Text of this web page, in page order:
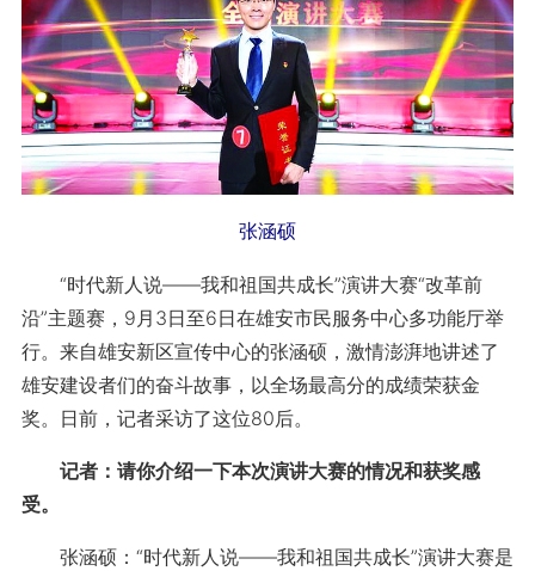
张涵硕
“时代新人说——我和祖国共成长”演讲大赛“改革前
沿”主题赛，9月3日至6日在雄安市民服务中心多功能厅举
行。来自雄安新区宣传中心的张涵硕，激情澎湃地讲述了
雄安建设者们的奋斗故事，以全场最高分的成绩荣获金
奖。日前，记者采访了这位80后。
记者：请你介绍一下本次演讲大赛的情况和获奖感
受。
张涵硕：“时代新人说——我和祖国共成长”演讲大赛是